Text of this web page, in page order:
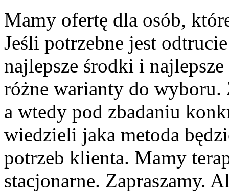
Mamy ofertę dla osób,
Jeśli potrzebne jest
najlepsze środki i
różne warianty do wyboru.
a wtedy pod zbadaniu
wiedzieli jaka metoda
potrzeb klienta. Mamy
stacjonarne. Zapraszamy.